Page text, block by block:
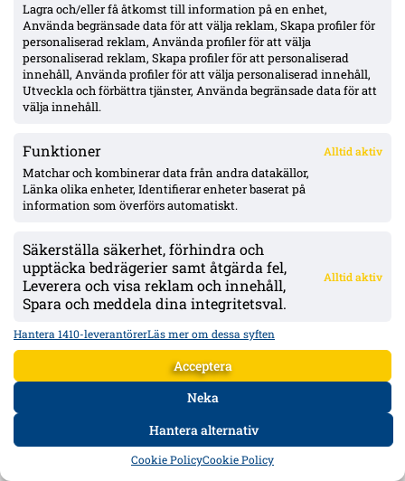
Lagra och/eller få åtkomst till information på en enhet,
Använda begränsade data för att välja reklam, Skapa profiler för
personaliserad reklam, Använda profiler för att välja
personaliserad reklam, Skapa profiler för att personaliserad
innehåll, Använda profiler för att välja personaliserad innehåll,
Utveckla och förbättra tjänster, Använda begränsade data för att
välja innehåll.
Funktioner Alltid aktiv
Matchar och kombinerar data från andra datakällor,
Länka olika enheter, Identifierar enheter baserat på
information som överförs automatiskt.
Säkerställa säkerhet, förhindra och
upptäcka bedrägerier samt åtgärda fel,
Leverera och visa reklam och innehåll,
Spara och meddela dina integritetsval.
Alltid aktiv
Hantera 1410-leverantörerLäs mer om dessa syften
Acceptera
Neka
Hantera alternativ
Cookie PolicyCookie Policy
Klart: Djurgårdens Ahmed Saeed lånas ut till FC Stockholm resten
av säsongen – samarbetsavtal möjliggör spel i båda klubbarna
18-årige yttern får höstminuter i Ettan Norra via samarbetsavtal. Tre
allsvenska framträdanden i våras; tillgänglig för både DIF och FC
Stockholm.
Öster tar in Kalipha Jawla från Djurgården säsongen ut – typ av
Kalipha Jawla, 20, lämnar Djurgården för spel i Öster under hösten och
väntas presenteras inom kort. Forwarden gjorde 8+1 på 13 matcher
Carlstand, som väntas säljas snart.
DATA FORUM